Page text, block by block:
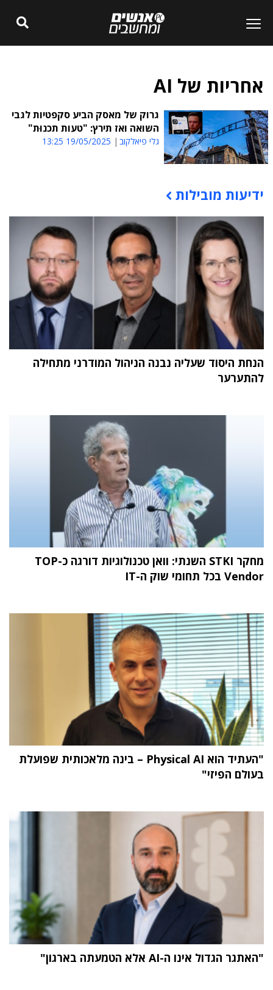
אחריות של AI
גרוק של מאסק הביע סקפטיות לגבי
השואה ואז תירץ: "טעות תכנוּת"
גלי פיאלקוב 19/05/2025 13:25
תוכן פרסומי
ידיעות מובילות
הנחת היסוד שעליה נבנה הניהול המודרני מתחילה
להתערער
מחקר STKI השנתי: וואן טכנולוגיות דורגה כ-TOP
Vendor בכל תחומי שוק ה-IT
"העתיד הוא Physical AI – בינה מלאכותית שפועלת
בעולם הפיזי"
"האתגר הגדול אינו ה-AI אלא הטמעתה בארגון"